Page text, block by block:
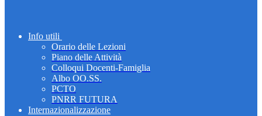
Info utili
Orario delle Lezioni
Piano delle Attività
Colloqui Docenti-Famiglia
Albo OO.SS.
PCTO
PNRR FUTURA
Internazionalizzazione